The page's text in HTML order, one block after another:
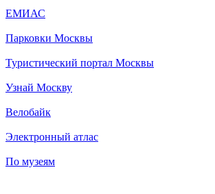
ЕМИАС
Парковки Москвы
Туристический портал Москвы
Узнай Москву
Велобайк
Электронный атлас
По музеям